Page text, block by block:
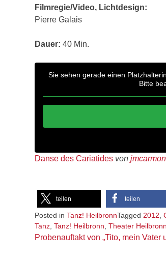
Filmregie/Video, Lichtdesign:
Pierre Galais
Dauer: 40 Min.
Sie sehen gerade einen
Bitte
Danse des Cariatides von
teilen teilen
Posted in Tanz! HeilbronnTagged 2012
Tanz Tanz! Heilbronn Theater Heilbronn
Beitragsnavigation
Probenauftakt von „Tito, mein Vater